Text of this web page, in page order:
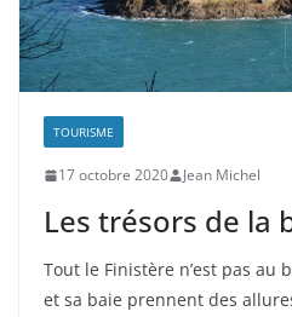
TOURISME
17 octobre 2020 Jean Michel
Les trésors de la
Tout le Finistère n’est pas au
et sa baie prennent des